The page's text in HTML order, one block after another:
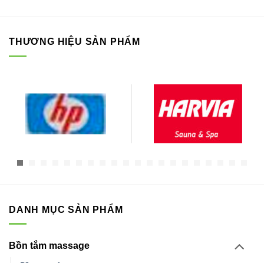
THƯƠNG HIỆU SẢN PHẨM
DANH MỤC SẢN PHẨM
Bồn tắm massage